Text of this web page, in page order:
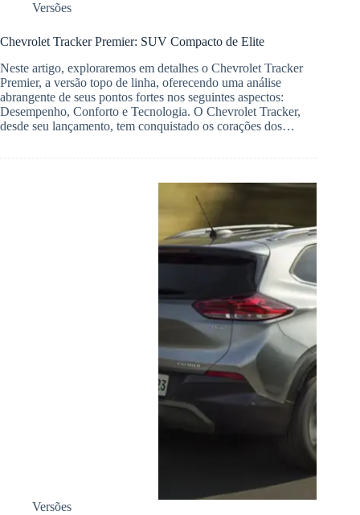
Versões
Chevrolet Tracker Premier: SUV Compacto de Elite
Neste artigo, exploraremos em detalhes o Chevrolet Tracker
Premier, a versão topo de linha, oferecendo uma análise
abrangente de seus pontos fortes nos seguintes aspectos:
Desempenho, Conforto e Tecnologia. O Chevrolet Tracker,
desde seu lançamento, tem conquistado os corações dos…
Versões